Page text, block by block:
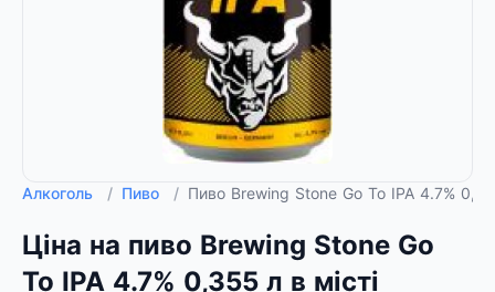
Алкоголь / Пиво / Пиво Brewing Stone Go To IPA 4.7%
Ціна на пиво Brewing Stone Go
To IPA 4.7% 0,355 л в місті